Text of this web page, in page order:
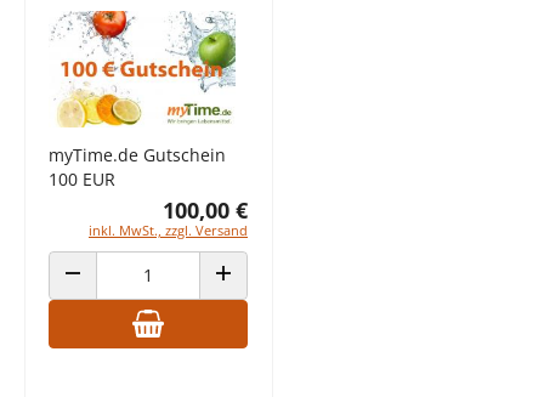
myTime.de Gutschein
100 EUR
100,00 €
inkl. MwSt., zzgl. Versand
ANZAHL VERRINGERN ANZAHL ERHÖHEN